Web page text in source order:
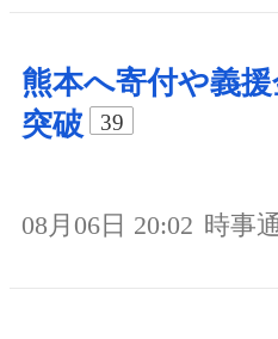
熊本へ寄付や義援
突破
39
08月06日 20:02 時事